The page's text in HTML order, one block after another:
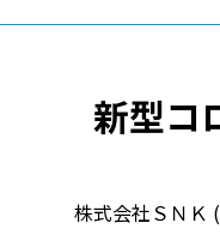
新型コ
株式会社ＳＮＫ